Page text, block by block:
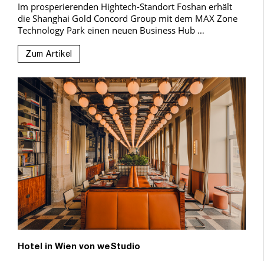
Im prosperierenden Hightech-Standort Foshan erhält
die Shanghai Gold Concord Group mit dem MAX Zone
Technology Park einen neuen Business Hub …
Zum Artikel
Hotel in Wien von weStudio